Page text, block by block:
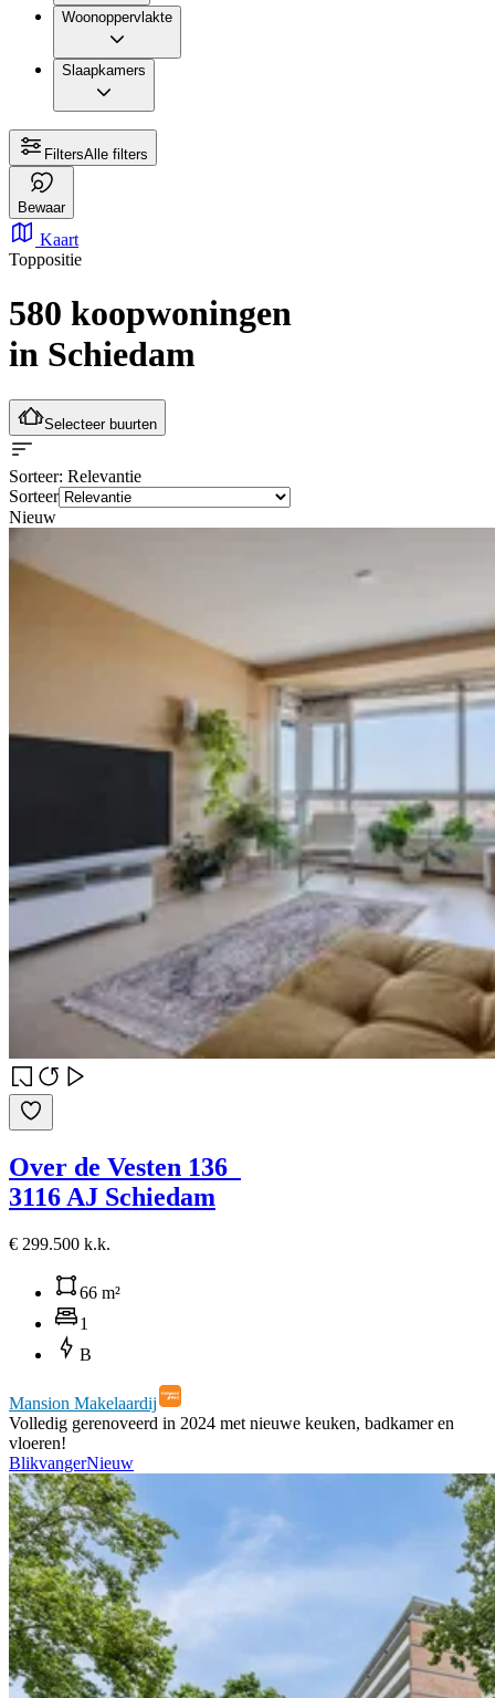
Woonoppervlakte
Slaapkamers
FiltersAlle filters
Bewaar
Kaart
Toppositie
580 koopwoningen
in Schiedam
Selecteer buurten
Sorteer: Relevantie
Sorteer
Nieuw
Over de Vesten 136
3116 AJ Schiedam
€ 299.500 k.k.
66 m²
1
B
Mansion Makelaardij
Volledig gerenoveerd in 2024 met nieuwe keuken, badkamer en
vloeren!
BlikvangerNieuw